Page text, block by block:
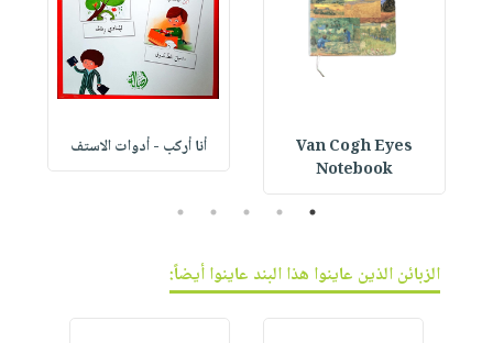
Van Cogh Eyes
Notebook
أنا أركب - أدوات الاستف
1
2
3
4
5
الزبائن الذين عاينوا هذا البند عاينوا أيضاً: